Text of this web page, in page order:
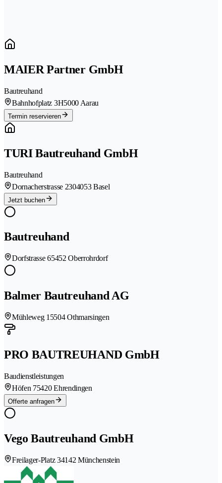
MAIER Partner GmbH
Bautreuhand
Bahnhofplatz 3H5000 Aarau
Termin reservieren
TURI Bautreuhand GmbH
Bautreuhand
Dornacherstrasse 2304053 Basel
Jetzt buchen
Bautreuhand
Dorfstrasse 65452 Oberrohrdorf
Balmer Bautreuhand AG
Mühleweg 1 5504 Othmarsingen
PRO BAUTREUHAND GmbH
Baudienstleistungen
Höfen 75420 Ehrendingen
Offerte anfragen
Vego Bautreuhand GmbH
Freilager-Platz 34142 Münchenstein